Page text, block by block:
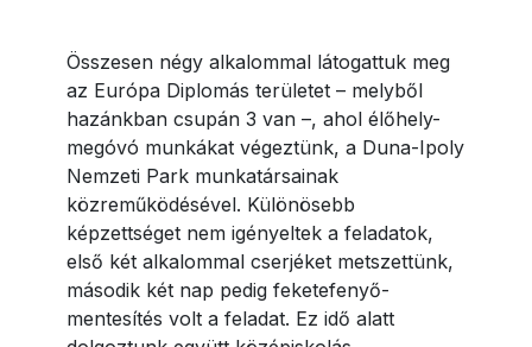
Összesen négy alkalommal látogattuk meg
az Európa Diplomás területet – melyből
hazánkban csupán 3 van –, ahol élőhely-
megóvó munkákat végeztünk, a Duna-Ipoly
Nemzeti Park munkatársainak
közreműködésével. Különösebb
képzettséget nem igényeltek a feladatok,
első két alkalommal cserjéket metszettünk,
második két nap pedig feketefenyő-
mentesítés volt a feladat. Ez idő alatt